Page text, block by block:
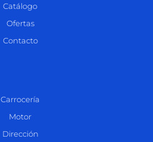
Catálogo
Ofertas
Contacto
Carrocería
Motor
Dirección